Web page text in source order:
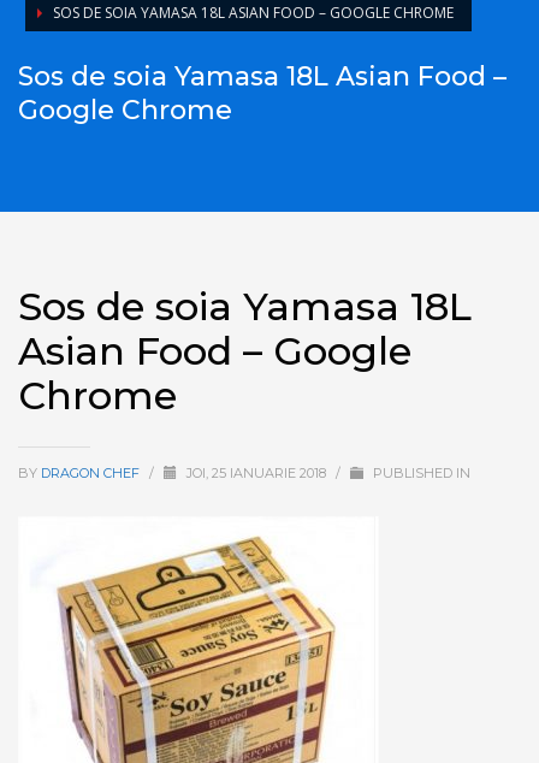
SOS DE SOIA YAMASA 18L ASIAN FOOD – GOOGLE CHROME
Sos de soia Yamasa 18L Asian Food –
Google Chrome
Sos de soia Yamasa 18L
Asian Food – Google
Chrome
BY DRAGON CHEF / JOI, 25 IANUARIE 2018 / PUBLISHED IN